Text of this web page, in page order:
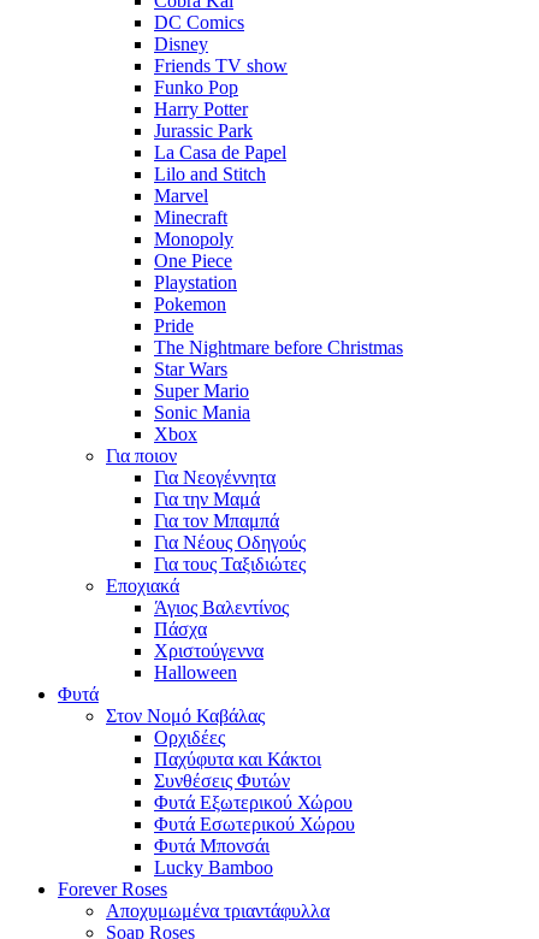
DC Comics
Disney
Friends TV show
Funko Pop
Harry Potter
Jurassic Park
La Casa de Papel
Lilo and Stitch
Marvel
Minecraft
Monopoly
One Piece
Playstation
Pokemon
Pride
The Nightmare before Christmas
Star Wars
Super Mario
Sonic Mania
Xbox
Για ποιον
Για Νεογέννητα
Για την Μαμά
Για τον Μπαμπά
Για Νέους Οδηγούς
Για τους Ταξιδιώτες
Εποχιακά
Άγιος Βαλεντίνος
Πάσχα
Χριστούγεννα
Halloween
Φυτά
Στον Νομό Καβάλας
Ορχιδέες
Παχύφυτα και Κάκτοι
Συνθέσεις Φυτών
Φυτά Εξωτερικού Χώρου
Φυτά Εσωτερικού Χώρου
Φυτά Μπονσάι
Lucky Bamboo
Forever Roses
Αποχυμωμένα τριαντάφυλλα
Soap Roses